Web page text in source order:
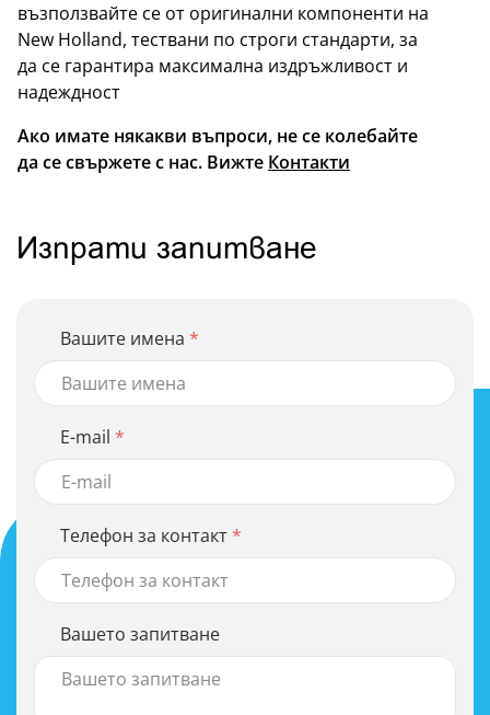
възползвайте се от оригинални компоненти на
New Holland, тествани по строги стандарти, за
да се гарантира максимална издръжливост и
надеждност
Ако имате някакви въпроси, не се колебайте
да се свържете с нас. Вижте Контакти
Изпрати запитване
Вашите имена
E-mail
Телефон за контакт
Вашето запитване